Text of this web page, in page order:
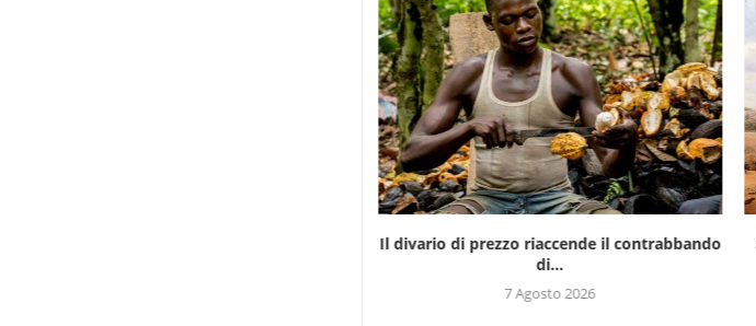
Il divario di prezzo riaccende il contrabbando
di...
7 Agosto 2026